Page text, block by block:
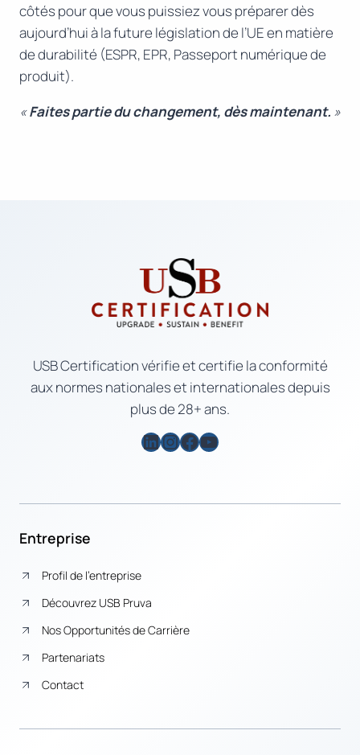
côtés pour que vous puissiez vous préparer dès
aujourd’hui à la future législation de l’UE en matière
de durabilité (ESPR, EPR, Passeport numérique de
produit).
«Faites partie du changement, dès maintenant. »
USB Certification vérifie et certifie la conformité
aux normes nationales et internationales depuis
plus de 28+ ans.
LinkedIn
Instagram
Facebook
YouTube
Entreprise
Profil de l’entreprise
Découvrez USB Pruva
Nos Opportunités de Carrière
Partenariats
Contact